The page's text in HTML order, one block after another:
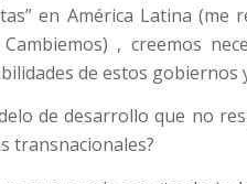
en América Latina (me
, creemos
de estos
de desarrollo que no
transnacionales?